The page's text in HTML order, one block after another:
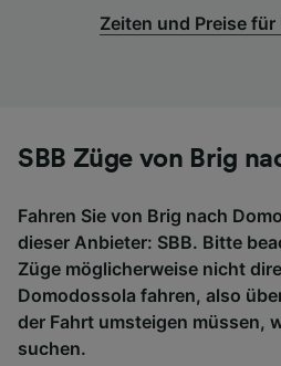
Zeiten und Preise
SBB Züge von Brig
Fahren Sie von Brig nach
dieser Anbieter: SBB. Bitte
Züge möglicherweise nicht
Domodossola fahren, also
der Fahrt umsteigen müssen,
suchen.